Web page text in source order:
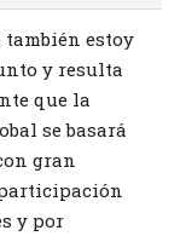
también estoy
y resulta
que la
se basará
gran
y por